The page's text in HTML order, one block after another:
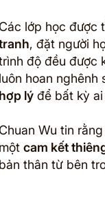
Các lớp học được
, đặt người
độ đều được
luôn hoan
hợp lýđể bất kỳ ai
Chuan Wu tin
một cam kết
bản thân từ bên